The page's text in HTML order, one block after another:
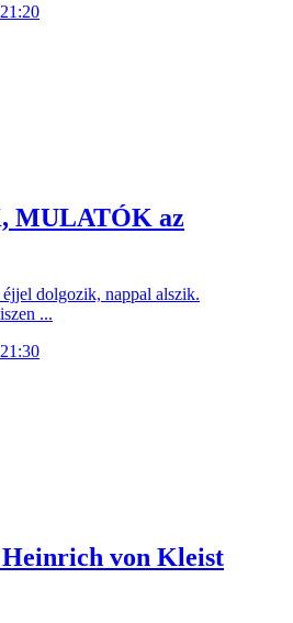
MULATÓK az
dolgozik, nappal alszik.
...
von Kleist